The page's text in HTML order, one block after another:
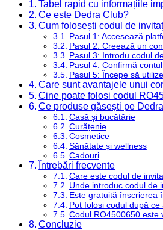
Tabel rapid cu informațiile
Ce este Dedra Club?
Cum folosești codul de
Pasul 1: Accesează
Pasul 2: Creează un
Pasul 3: Introdu codul
Pasul 4: Confirmă contul
Pasul 5: Începe să
Care sunt avantajele unui
Cine poate folosi codul
Ce produse găsești pe
Casă și bucătărie
Curățenie
Cosmetice
Sănătate și wellness
Cadouri
Întrebări frecvente
Care este codul de
Unde introduc codul de
Este gratuită înscrierea
Pot folosi codul după
Codul RO4500650 este
Concluzie